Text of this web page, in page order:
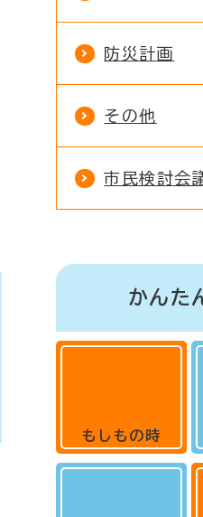
防災計画
その他
市民検討会
かんた
もしもの時